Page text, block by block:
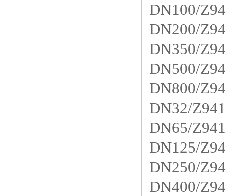
DN100/
DN200/
DN350/
DN500/
DN800/
DN32/
DN65/
DN125/
DN250/
DN400/